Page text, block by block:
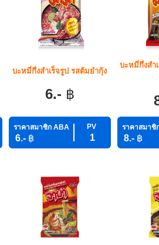
บะหมี่กึ่งสำเร็จรูป รสต้มยำกุ้ง
6.- ฿
ราคาสมาชิก ABA PV
6.- ฿ 1
บะหมี่กึ่งสำ
ราคาสมาชิ
8.- ฿